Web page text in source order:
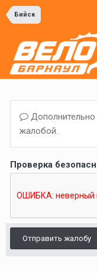
Бийск
жалобой.
Проверка
Отправить жалобу